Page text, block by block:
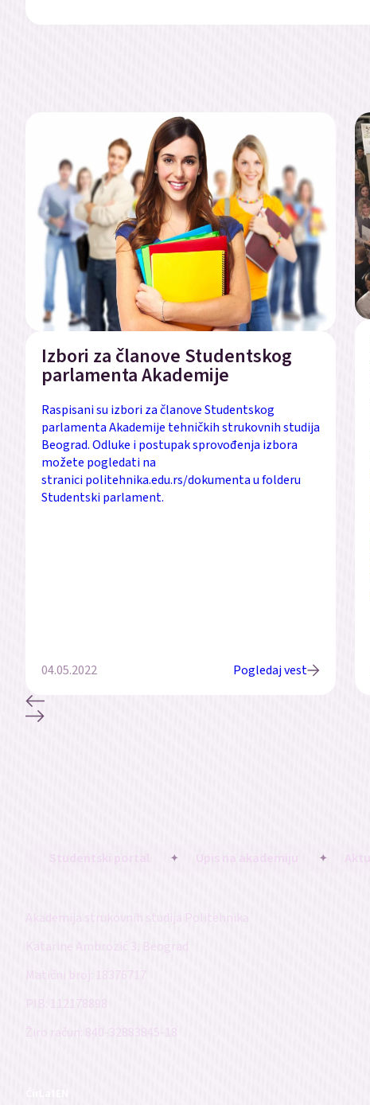
Izbori za članove Studentskog
parlamenta Akademije
Raspisani su izbori za članove Studentskog
parlamenta Akademije tehničkih strukovnih studija
Beograd. Odluke i postupak sprovođenja izbora
možete pogledati na
stranici politehnika.edu.rs/dokumenta u folderu
Studentski parlament.
04.05.2022 Pogledaj vest
Akademija strukovnih studija Politehnika
Katarine Ambrozić 3, Beograd
Matični broj: 18376717
PIB: 112178898
Žiro račun: 840-32883845-18